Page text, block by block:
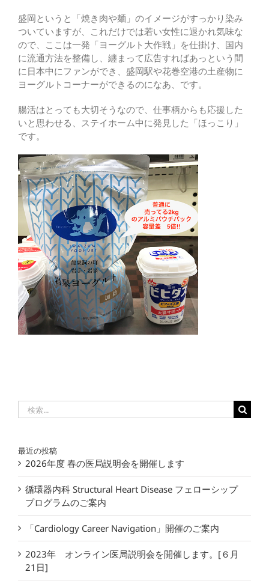
盛岡というと「焼き肉や麺」のイメージがすっかり染み
ついていますが、これだけでは若い女性に退かれ気味な
ので、ここは一発「ヨーグルト大作戦」を仕掛け、国内
に流通方法を整備し、纏まって広告すればあっという間
に日本中にファンができ、盛岡駅や花巻空港の土産物に
ヨーグルトコーナーができるのになあ、です。
腸活はとっても大切そうなので、仕事柄からも応援した
いと思わせる、ステイホーム中に発見した「ほっこり」
です。
索
最近の投稿
2026年度 春の医局説明会を開催します
循環器内科 Structural Heart Disease フェローシップ
プログラムのご案内
「Cardiology Career Navigation」開催のご案内
2023年 オンライン医局説明会を開催します。[６月
21日]